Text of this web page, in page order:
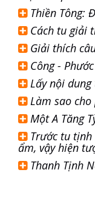
Thiền Tông:
Cách tu giải
Giải thích
Công -
Lấy nội
Làm sao
Một A Tăng
Trước tu
ẩm, vậy hiện
Thanh Tịnh